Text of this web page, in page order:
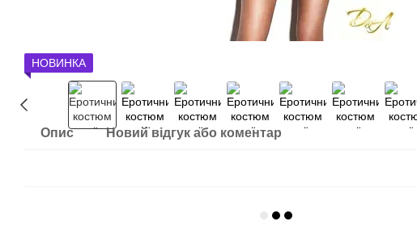
НОВИНКА
Опис Новий відгук або коментар